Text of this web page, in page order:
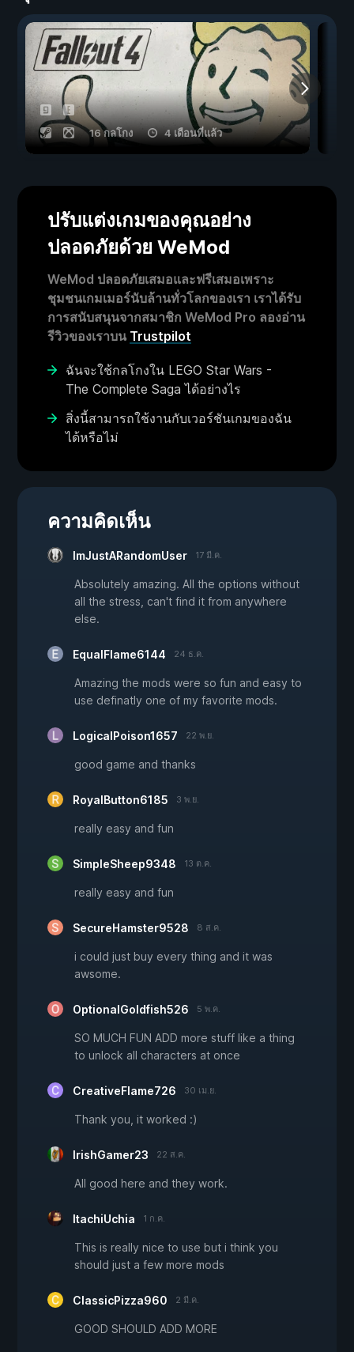
16 กลโกง 4 เดือนที่แล้ว
ปรับแต่งเกมของคุณอย่าง
ปลอดภัยด้วย WeMod
WeMod ปลอดภัยเสมอและฟรีเสมอเพราะ
ชุมชนเกมเมอร์นับล้านทั่วโลกของเรา เราได้รับ
การสนับสนุนจากสมาชิก WeMod Pro ลองอ่าน
รีวิวของเราบน Trustpilot
ฉันจะใช้กลโกงใน LEGO Star Wars -
The Complete Saga ได้อย่างไร
สิ่งนี้สามารถใช้งานกับเวอร์ชันเกมของฉัน
ได้หรือไม่
ความคิดเห็น
ImJustARandomUser 17 มี.ค.
Absolutely amazing. All the options without
all the stress, can't find it from anywhere
else.
EqualFlame6144 24 ธ.ค.
Amazing the mods were so fun and easy to
use definatly one of my favorite mods.
LogicalPoison1657 22 พ.ย.
good game and thanks
RoyalButton6185 3 พ.ย.
really easy and fun
SimpleSheep9348 13 ต.ค.
really easy and fun
SecureHamster9528 8 ส.ค.
i could just buy every thing and it was
awsome.
OptionalGoldfish526 5 พ.ค.
SO MUCH FUN ADD more stuff like a thing
to unlock all characters at once
CreativeFlame726 30 เม.ย.
Thank you, it worked :)
IrishGamer23 22 ส.ค.
All good here and they work.
ItachiUchia 1 ก.ค.
This is really nice to use but i think you
should just a few more mods
ClassicPizza960 2 มี.ค.
GOOD SHOULD ADD MORE